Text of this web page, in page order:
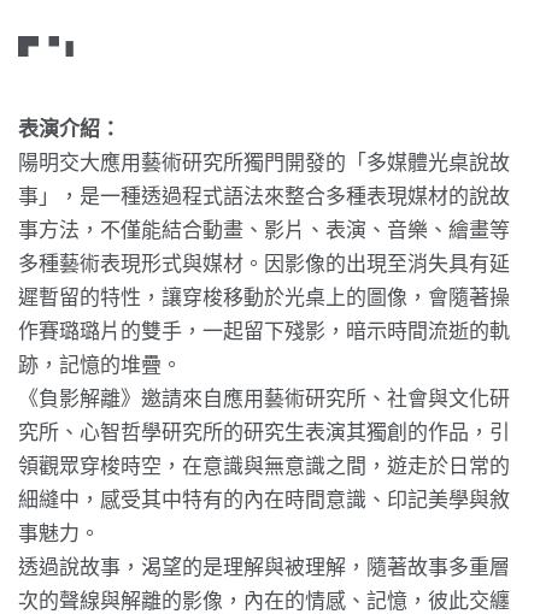
▛▝ ▮
表演介紹：
陽明交大應用藝術研究所獨門開發的「多媒體光桌說故
事」，是一種透過程式語法來整合多種表現媒材的說故
事方法，不僅能結合動畫、影片、表演、音樂、繪畫等
多種藝術表現形式與媒材。因影像的出現至消失具有延
遲暫留的特性，讓穿梭移動於光桌上的圖像，會隨著操
作賽璐璐片的雙手，一起留下殘影，暗示時間流逝的軌
跡，記憶的堆疊。
《負影解離》邀請來自應用藝術研究所、社會與文化研
究所、心智哲學研究所的研究生表演其獨創的作品，引
領觀眾穿梭時空，在意識與無意識之間，遊走於日常的
細縫中，感受其中特有的內在時間意識、印記美學與敘
事魅力。
透過說故事，渴望的是理解與被理解，隨著故事多重層
次的聲線與解離的影像，內在的情感、記憶，彼此交纏